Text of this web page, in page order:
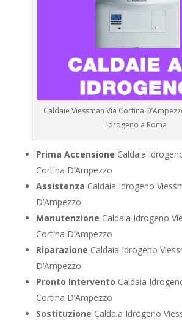
Caldaie Viessman Via Cortina
Idrogeno a Roma
Prima Accensione Caldaia
Cortina D’Ampezzo
Assistenza Caldaia Idrogeno
D’Ampezzo
Manutenzione Caldaia Idrogeno
Cortina D’Ampezzo
Riparazione Caldaia Idrogeno
D’Ampezzo
Pronto Intervento Caldaia
Cortina D’Ampezzo
Sostituzione Caldaia Idrogeno